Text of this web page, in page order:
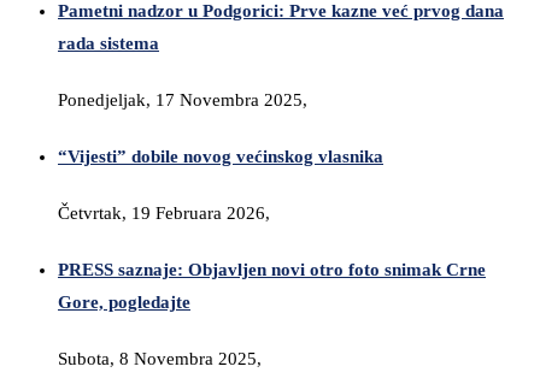
Pametni nadzor u Podgorici: Prve kazne već prvog dana
rada sistema
Ponedjeljak, 17 Novembra 2025,
“Vijesti” dobile novog većinskog vlasnika
Četvrtak, 19 Februara 2026,
PRESS saznaje: Objavljen novi otro foto snimak Crne
Gore, pogledajte
Subota, 8 Novembra 2025,